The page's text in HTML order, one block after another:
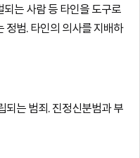
는 사람 등 타인을 도구로
정범. 타인의 의사를 지배하
되는 범죄. 진정신분범과 부